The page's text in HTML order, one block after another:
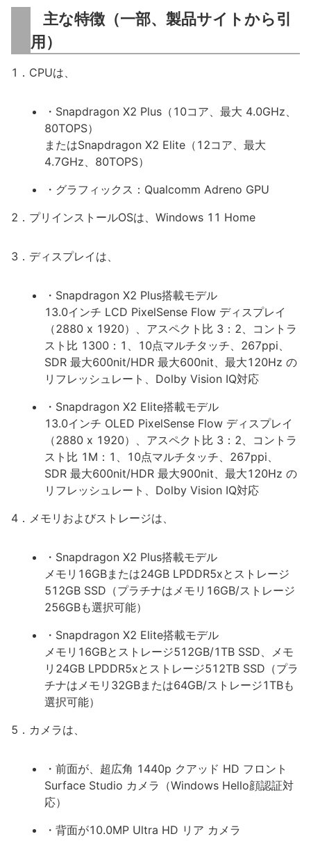
主な特徴（一部、製品サイトから引
用）
1．CPUは、
・Snapdragon X2 Plus（10コア、最大 4.0GHz、
80TOPS）
またはSnapdragon X2 Elite（12コア、最大
4.7GHz、80TOPS）
・グラフィックス：Qualcomm Adreno GPU
2．プリインストールOSは、Windows 11 Home
3．ディスプレイは、
・Snapdragon X2 Plus搭載モデル
13.0インチ LCD PixelSense Flow ディスプレイ
（2880 x 1920）、アスペクト比 3：2、コントラ
スト比 1300：1、10点マルチタッチ、267ppi、
SDR 最大600nit/HDR 最大600nit、最大120Hz の
リフレッシュレート、Dolby Vision IQ対応
・Snapdragon X2 Elite搭載モデル
13.0インチ OLED PixelSense Flow ディスプレイ
（2880 x 1920）、アスペクト比 3：2、コントラ
スト比 1M：1、10点マルチタッチ、267ppi、
SDR 最大600nit/HDR 最大900nit、最大120Hz の
リフレッシュレート、Dolby Vision IQ対応
4．メモリおよびストレージは、
・Snapdragon X2 Plus搭載モデル
メモリ16GBまたは24GB LPDDR5xとストレージ
512GB SSD（プラチナはメモリ16GB/ストレージ
256GBも選択可能）
・Snapdragon X2 Elite搭載モデル
メモリ16GBとストレージ512GB/1TB SSD、メモ
リ24GB LPDDR5xとストレージ512TB SSD（プラ
チナはメモリ32GBまたは64GB/ストレージ1TBも
選択可能）
5．カメラは、
・前面が、超広角 1440p クアッド HD フロント
Surface Studio カメラ（Windows Hello顔認証対
応）
・背面が10.0MP Ultra HD リア カメラ